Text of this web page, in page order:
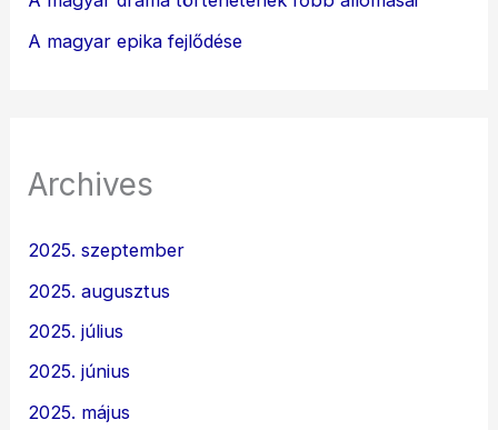
A magyar epika fejlődése
Archives
2025. szeptember
2025. augusztus
2025. július
2025. június
2025. május